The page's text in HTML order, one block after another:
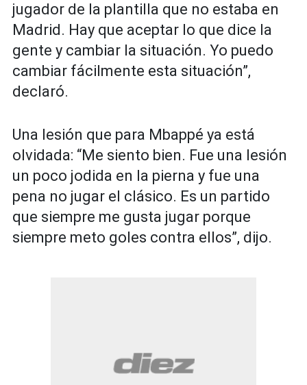
jugador de la plantilla que no estaba en
Madrid. Hay que aceptar lo que dice la
gente y cambiar la situación. Yo puedo
cambiar fácilmente esta situación”,
declaró.
Una lesión que para Mbappé ya está
olvidada: “Me siento bien. Fue una lesión
un poco jodida en la pierna y fue una
pena no jugar el clásico. Es un partido
que siempre me gusta jugar porque
siempre meto goles contra ellos”, dijo.